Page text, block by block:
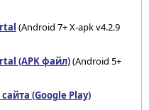
(Android 7+ X-apk v4.2.9
(APK файл)(Android 5+
(Google Play)